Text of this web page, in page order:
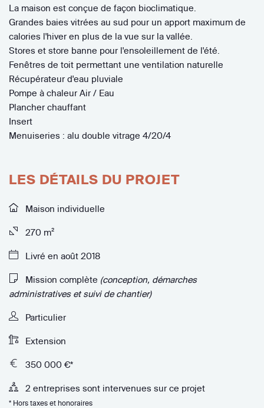
La maison est conçue de façon bioclimatique.
Grandes baies vitrées au sud pour un apport maximum de
calories l'hiver en plus de la vue sur la vallée.
Stores et store banne pour l'ensoleillement de l'été.
Fenêtres de toit permettant une ventilation naturelle
Récupérateur d'eau pluviale
Pompe à chaleur Air / Eau
Plancher chauffant
Insert
Menuiseries : alu double vitrage 4/20/4
LES DÉTAILS DU PROJET
Maison individuelle
270 m²
Livré en août 2018
Mission complète (conception, démarches
administratives et suivi de chantier)
Particulier
Extension
350 000 €*
2 entreprises sont intervenues sur ce projet
* Hors taxes et honoraires